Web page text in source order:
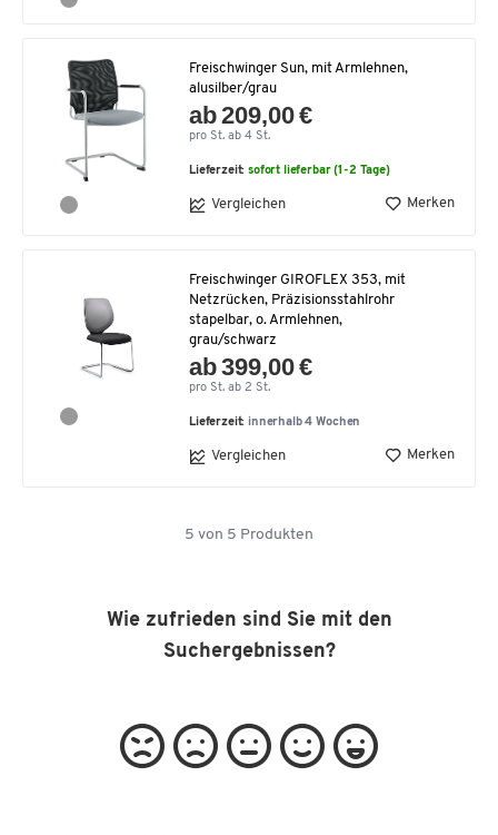
Freischwinger Sun, mit Armlehnen,
alusilber/grau
ab 209,00 €
pro St. ab 4 St.
Lieferzeit:sofort lieferbar (1-2 Tage)
Vergleichen Merken
Freischwinger GIROFLEX 353, mit
Netzrücken, Präzisionsstahlrohr
stapelbar, o. Armlehnen,
grau/schwarz
ab 399,00 €
pro St. ab 2 St.
Lieferzeit: innerhalb 4 Wochen
Vergleichen Merken
5 von 5 Produkten
Wie zufrieden sind Sie mit den
Suchergebnissen?